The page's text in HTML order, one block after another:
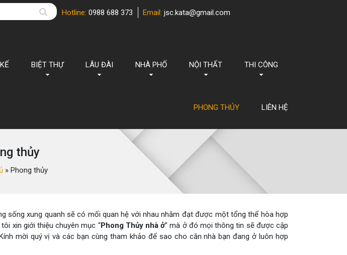
Hotline: 0988 688 373 Email: jsc.kata@gmail.com
BIỆT THỰ LÂU ĐÀI NHÀ PHỐ NỘI THẤT THI CÔNG
PHONG THỦY LIÊN HỆ
thủy
» Phong thủy
xung quanh sẽ có mối quan hệ với nhau nhằm đạt được một tổng thể hòa hợp
xin giới thiệu chuyên mục “Phong Thủy nhà ở” mà ở đó mọi thông tin sẽ được cập
mời quý vị và các bạn cùng tham khảo để sao cho căn nhà bạn đang ở luôn hợp